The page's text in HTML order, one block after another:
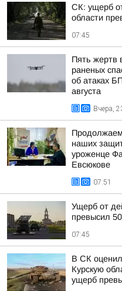
СК: ущерб
области
07:45
Пять жертв
раненых
об атаках
августа
Вчера,
наших
уроженце
Евсюкове
07:51
Ущерб от
превысил
07:45
В СК
Курскую
ущерб